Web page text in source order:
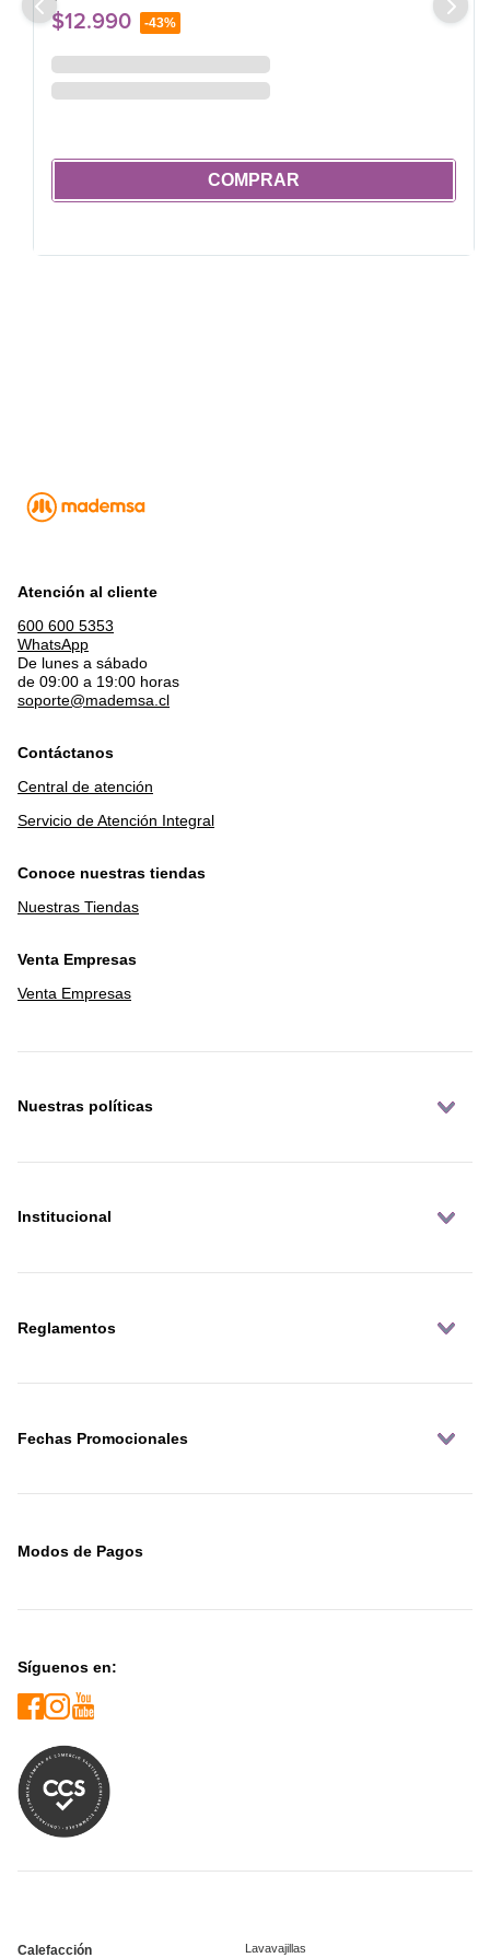
$12.990 -43%
COMPRAR
Atención al cliente
600 600 5353
WhatsApp
De lunes a sábado
de 09:00 a 19:00 horas
soporte@mademsa.cl
Contáctanos
Central de atención
Servicio de Atención Integral
Conoce nuestras tiendas
Nuestras Tiendas
Venta Empresas
Venta Empresas
Nuestras políticas
Institucional
Reglamentos
Fechas Promocionales
Modos de Pagos
Síguenos en:
Calefacción
Lavavajillas